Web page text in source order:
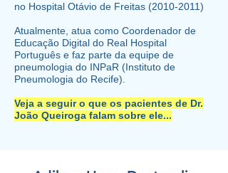
no Hospital Otávio de Freitas (2010-2011)
​Atualmente, atua como Coordenador de
Educação Digital do Real Hospital
Português e faz parte da equipe de
pneumologia do INPaR (Instituto de
Pneumologia do Recife).
Veja a seguir o que os pacientes de Dr.
João Queiroga falam sobre ele...